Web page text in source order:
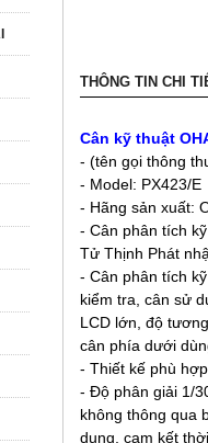
THÔNG TIN CHI
Cân kỹ thuật
- (tên gọi thông
- Model: PX423/E
- Hãng sản xuất:
- Cân phân tích
Tử Thịnh Phát
- Cân phân tích
kiểm tra, cân sử
LCD lớn, độ
cân phía dưới
- Thiết kế phù
- Độ phân giải 1/
không thông qua
dụng, cam kết